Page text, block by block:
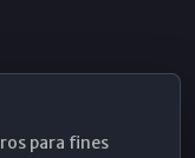
para fines